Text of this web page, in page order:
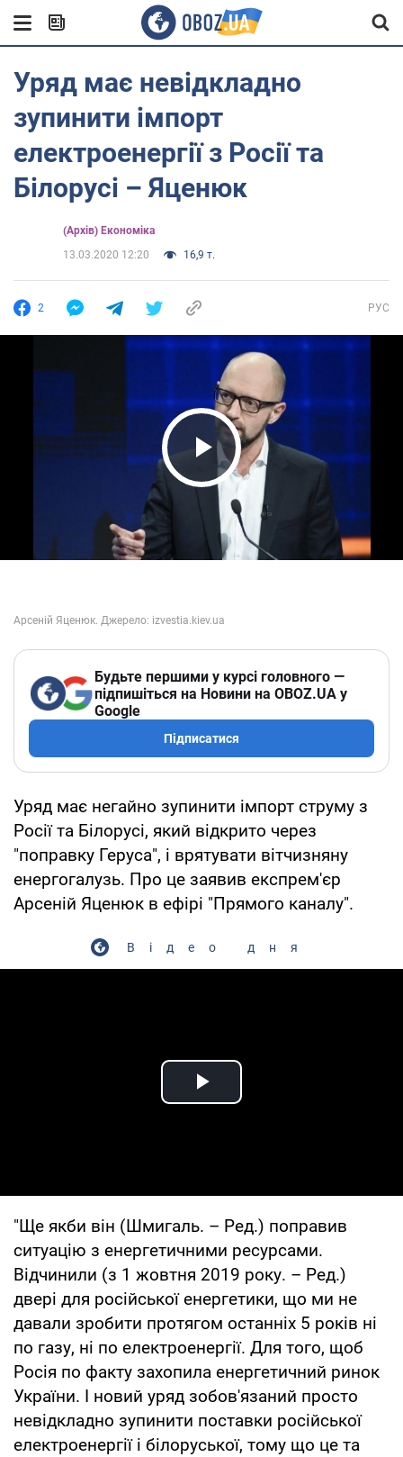
Уряд має невідкладно
зупинити імпорт
електроенергії з Росії та
Білорусі – Яценюк
(Архів) Економіка
13.03.2020 12:20
16,9 т.
2 РУС
Play Video
Будьте першими у курсі головного —
підпишіться на Новини на OBOZ.UA у
Google
Підписатися
Уряд має негайно зупинити імпорт струму з
Росії та Білорусі, який відкрито через
"поправку Геруса", і врятувати вітчизняну
енергогалузь. Про це заявив експрем'єр
Арсеній Яценюк в ефірі "Прямого каналу".
Відео дня
Play Video
"Ще якби він (Шмигаль. – Ред.) поправив
ситуацію з енергетичними ресурсами.
Відчинили (з 1 жовтня 2019 року. – Ред.)
двері для російської енергетики, що ми не
давали зробити протягом останніх 5 років ні
по газу, ні по електроенергії. Для того, щоб
Росія по факту захопила енергетичний ринок
України. І новий уряд зобов'язаний просто
невідкладно зупинити поставки російської
електроенергії і білоруської, тому що це та